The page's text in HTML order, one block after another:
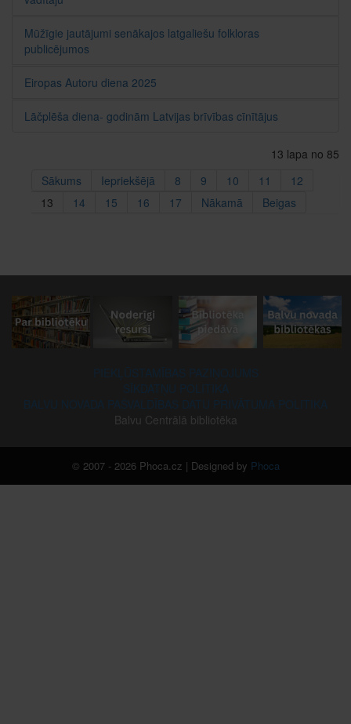
Mūžīgie jautājumi senākajos latgaliešu folkloras
publicējumos
Eiropas Autoru diena 2025
Lāčplēša diena- godinām Latvijas brīvības cīnītājus
13 lapa no 85
Sākums
Iepriekšējā 8 9 10 11
12
13
14 15 16 17 Nākamā Beigas
Balvu Centrālā bibliotēka
© 2007 - 2026 Phoca.cz | Designed by Phoca